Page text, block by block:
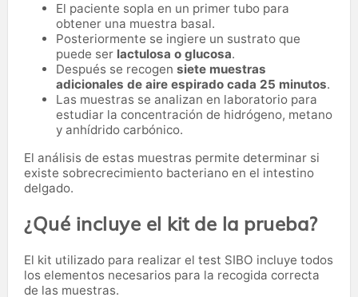
El paciente sopla en un primer tubo para
obtener una muestra basal.
Posteriormente se ingiere un sustrato que
puede ser lactulosa o glucosa.
Después se recogen siete muestras
adicionales de aire espirado cada 25 minutos.
Las muestras se analizan en laboratorio para
estudiar la concentración de hidrógeno, metano
y anhídrido carbónico.
El análisis de estas muestras permite determinar si
existe sobrecrecimiento bacteriano en el intestino
delgado.
¿Qué incluye el kit de la prueba?
El kit utilizado para realizar el test SIBO incluye todos
los elementos necesarios para la recogida correcta
de las muestras.